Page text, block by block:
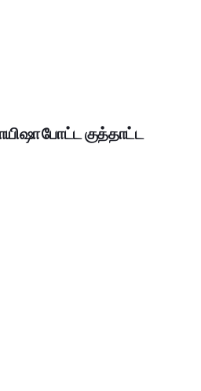
போட்ட குத்தாட்ட